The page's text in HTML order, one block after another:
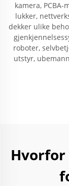
kamera,
lukker,
dekker ulike
roboter,
utstyr,
Hvorfor